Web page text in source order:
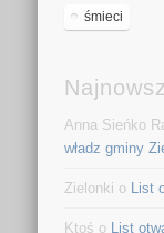
śmieci
Anna Sieńko
władz gminy
Zielonki o List
Ktoś o List